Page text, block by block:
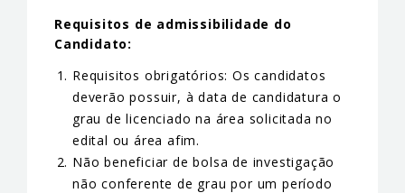
Requisitos de admissibilidade do
Candidato:
Requisitos obrigatórios: Os candidatos
deverão possuir, à data de candidatura o
grau de licenciado na área solicitada no
edital ou área afim.
Não beneficiar de bolsa de investigação
não conferente de grau por um período